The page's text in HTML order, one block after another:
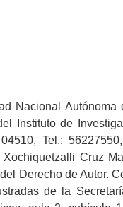
Nacional Autónoma
Instituto de
Tel.:
Xochiquetzalli Cruz
Derecho de Autor.
de la